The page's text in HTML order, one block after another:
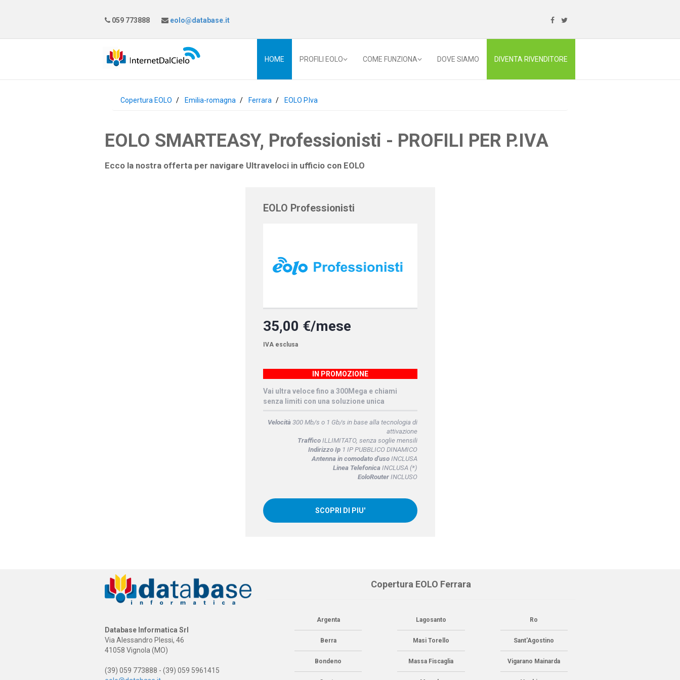
059 773888 eolo@database.it
HOME PROFILI EOLO COME FUNZIONA DOVE SIAMO DIVENTA RIVENDITORE
Copertura EOLO Emilia-romagna Ferrara EOLO P.Iva
EOLO SMARTEASY, Professionisti - PROFILI PER P.IVA
Ecco la nostra offerta per navigare Ultraveloci in ufficio con EOLO
EOLO Professionisti
35,00 €/mese
IVA esclusa
IN PROMOZIONE
Vai ultra veloce fino a 300Mega e chiami
senza limiti con una soluzione unica
Velocità300 Mb/s o 1 Gb/s in base alla tecnologia di
attivazione
TrafficoILLIMITATO, senza soglie mensili
Indirizzo Ip1 IP PUBBLICO DINAMICO
Antenna in comodato d'usoINCLUSA
Linea TelefonicaINCLUSA (*)
EoloRouterINCLUSO
SCOPRI DI PIU'
Database Informatica Srl
Via Alessandro Plessi, 46
41058 Vignola (MO)
(39) 059 773888 - (39) 059 5961415
Copertura EOLO Ferrara
Argenta
Berra
Bondeno
Lagosanto
Masi Torello
Massa Fiscaglia
Ro
Sant'Agostino
Vigarano Mainarda